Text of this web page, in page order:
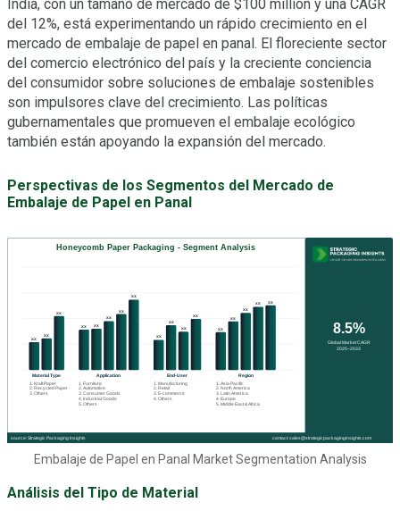
India, con un tamaño de mercado de $100 million y una CAGR
del 12%, está experimentando un rápido crecimiento en el
mercado de embalaje de papel en panal. El floreciente sector
del comercio electrónico del país y la creciente conciencia
del consumidor sobre soluciones de embalaje sostenibles
son impulsores clave del crecimiento. Las políticas
gubernamentales que promueven el embalaje ecológico
también están apoyando la expansión del mercado.
Perspectivas de los Segmentos del Mercado de
Embalaje de Papel en Panal
Embalaje de Papel en Panal Market Segmentation Analysis
Análisis del Tipo de Material